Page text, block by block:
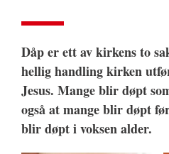
Dåp er ett av kirkens to
hellig handling kirken
Jesus. Mange blir døpt
også at mange blir døpt
blir døpt i voksen alder.